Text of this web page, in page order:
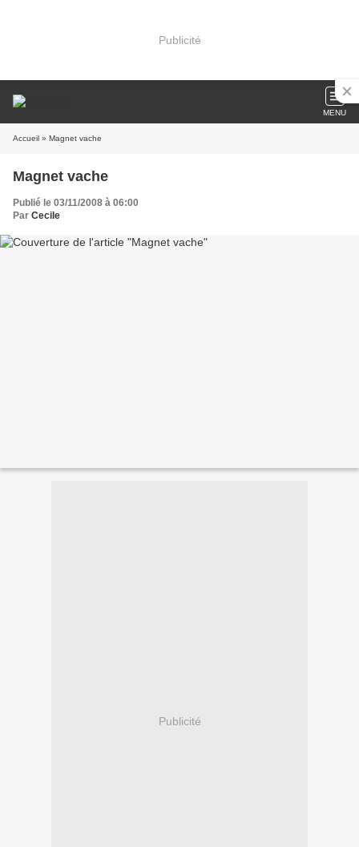
Publicité
MENU
Accueil » Magnet vache
Magnet vache
Publié le 03/11/2008 à 06:00
Par Cecile
Publicité